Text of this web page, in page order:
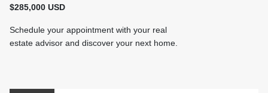
$285,000 USD
Schedule your appointment with your real
estate advisor and discover your next home.